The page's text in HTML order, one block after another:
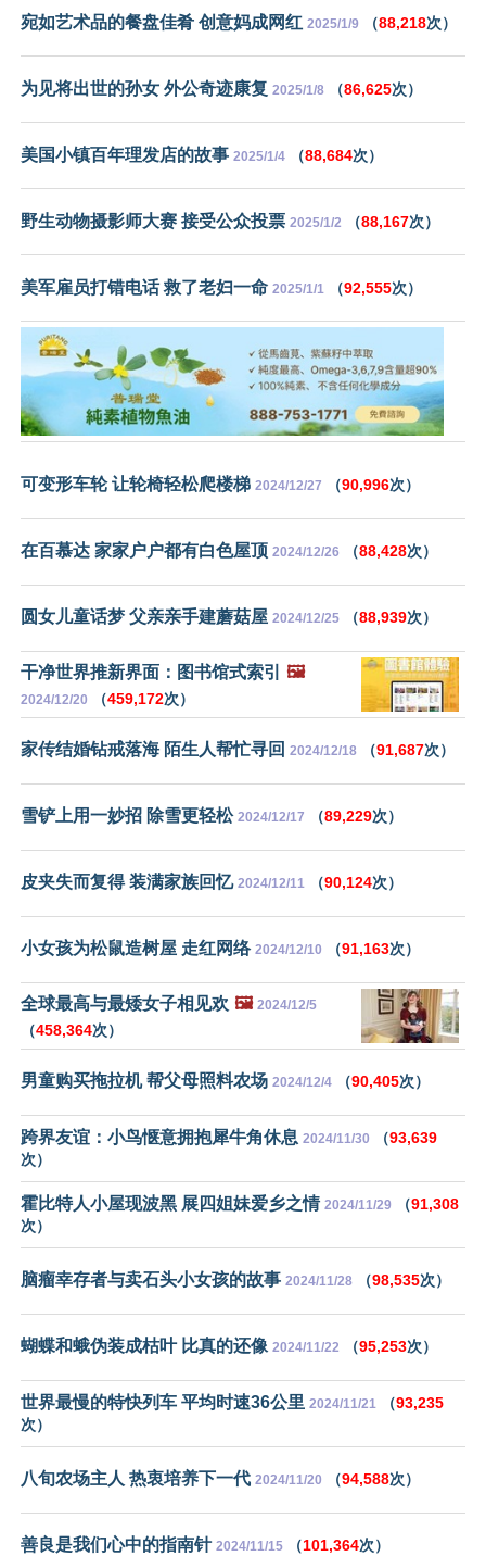
宛如艺术品的餐盘佳肴 创意妈成网红 2025/1/9 （88,218次）
为见将出世的孙女 外公奇迹康复 2025/1/8 （86,625次）
美国小镇百年理发店的故事 2025/1/4 （88,684次）
野生动物摄影师大赛 接受公众投票 2025/1/2 （88,167次）
美军雇员打错电话 救了老妇一命 2025/1/1 （92,555次）
可变形车轮 让轮椅轻松爬楼梯 2024/12/27 （90,996次）
在百慕达 家家户户都有白色屋顶 2024/12/26 （88,428次）
圆女儿童话梦 父亲亲手建蘑菇屋 2024/12/25 （88,939次）
干净世界推新界面：图书馆式索引 🖼️
2024/12/20 （459,172次）
家传结婚钻戒落海 陌生人帮忙寻回 2024/12/18 （91,687次）
雪铲上用一妙招 除雪更轻松 2024/12/17 （89,229次）
皮夹失而复得 装满家族回忆 2024/12/11 （90,124次）
小女孩为松鼠造树屋 走红网络 2024/12/10 （91,163次）
全球最高与最矮女子相见欢 🖼️ 2024/12/5
（458,364次）
男童购买拖拉机 帮父母照料农场 2024/12/4 （90,405次）
跨界友谊：小鸟惬意拥抱犀牛角休息 2024/11/30 （93,639
次）
霍比特人小屋现波黑 展四姐妹爱乡之情 2024/11/29 （91,308
次）
脑瘤幸存者与卖石头小女孩的故事 2024/11/28 （98,535次）
蝴蝶和蛾伪装成枯叶 比真的还像 2024/11/22 （95,253次）
世界最慢的特快列车 平均时速36公里 2024/11/21 （93,235
次）
八旬农场主人 热衷培养下一代 2024/11/20 （94,588次）
善良是我们心中的指南针 2024/11/15 （101,364次）